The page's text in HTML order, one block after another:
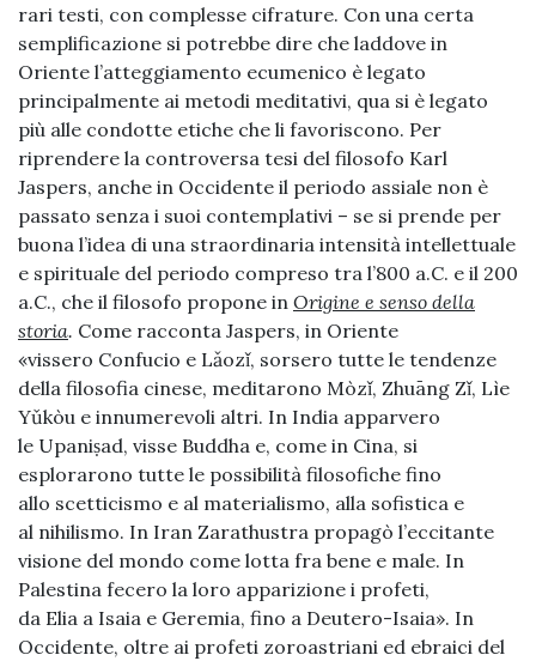
rari testi, con complesse cifrature. Con una certa
semplificazione si potrebbe dire che laddove in
Oriente l’atteggiamento ecumenico è legato
principalmente ai metodi meditativi, qua si è legato
più alle condotte etiche che li favoriscono. Per
riprendere la controversa tesi del filosofo Karl
Jaspers, anche in Occidente il periodo assiale non è
passato senza i suoi contemplativi – se si prende per
buona l’idea di una straordinaria intensità intellettuale
e spirituale del periodo compreso tra l’800 a.C. e il 200
a.C., che il filosofo propone in Origine e senso della
storia. Come racconta Jaspers, in Oriente
«vissero Confucio e Lǎozǐ, sorsero tutte le tendenze
della filosofia cinese, meditarono Mòzǐ, Zhuāng Zǐ, Lìe
Yǔkòu e innumerevoli altri. In India apparvero
le Upaniṣad, visse Buddha e, come in Cina, si
esplorarono tutte le possibilità filosofiche fino
allo scetticismo e al materialismo, alla sofistica e
al nihilismo. In Iran Zarathustra propagò l’eccitante
visione del mondo come lotta fra bene e male. In
Palestina fecero la loro apparizione i profeti,
da Elia a Isaia e Geremia, fino a Deutero-Isaia». In
Occidente, oltre ai profeti zoroastriani ed ebraici del